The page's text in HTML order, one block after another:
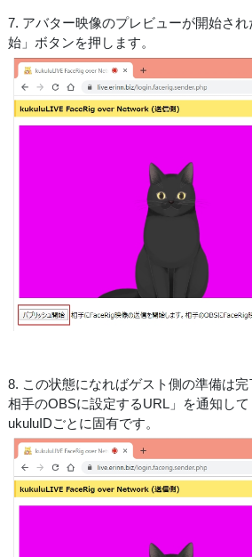
7. アバター映像のプレビューが開始さ
始」ボタンを押します。
8. この状態になればゲスト側の準備は
相手のOBSに設定するURL」を通知し
ukuluIDごとに固有です。